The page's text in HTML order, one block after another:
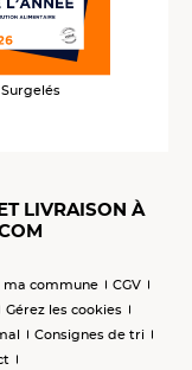
Surgelés
LIVRAISON À
ma commune
CGV
Gérez les cookies
Consignes de tri